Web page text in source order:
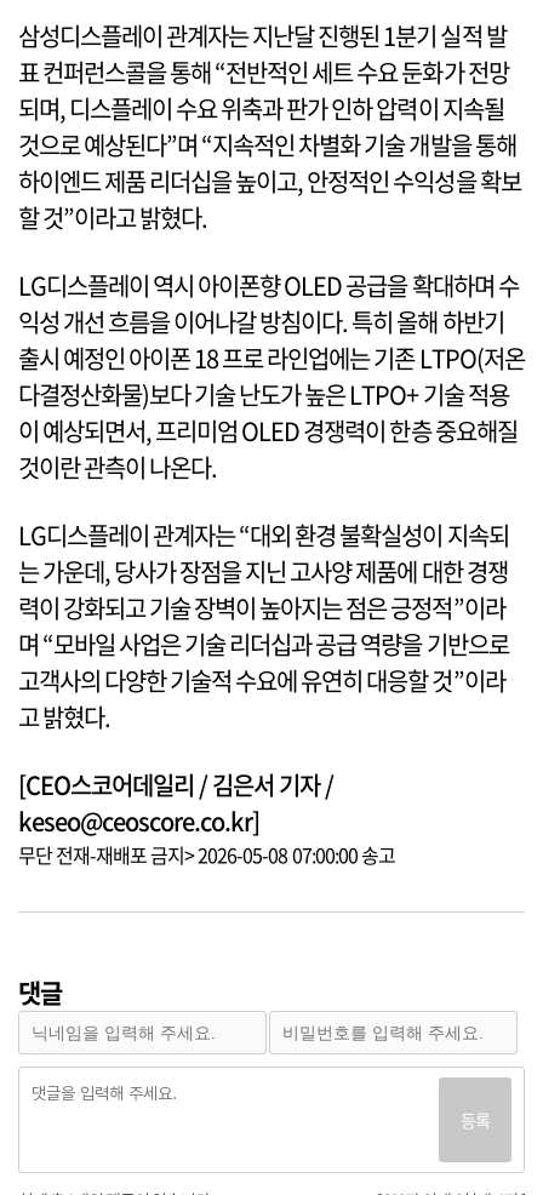
삼성디스플레이 관계자는 지난달 진행된 1분기 실적 발
표 컨퍼런스콜을 통해 “전반적인 세트 수요 둔화가 전망
되며, 디스플레이 수요 위축과 판가 인하 압력이 지속될
것으로 예상된다”며 “지속적인 차별화 기술 개발을 통해
하이엔드 제품 리더십을 높이고, 안정적인 수익성을 확보
할 것”이라고 밝혔다.
LG디스플레이 역시 아이폰향 OLED 공급을 확대하며 수
익성 개선 흐름을 이어나갈 방침이다. 특히 올해 하반기
출시 예정인 아이폰 18 프로 라인업에는 기존 LTPO(저온
다결정산화물)보다 기술 난도가 높은 LTPO+ 기술 적용
이 예상되면서, 프리미엄 OLED 경쟁력이 한층 중요해질
것이란 관측이 나온다.
LG디스플레이 관계자는 “대외 환경 불확실성이 지속되
는 가운데, 당사가 장점을 지닌 고사양 제품에 대한 경쟁
력이 강화되고 기술 장벽이 높아지는 점은 긍정적”이라
며 “모바일 사업은 기술 리더십과 공급 역량을 기반으로
고객사의 다양한 기술적 수요에 유연히 대응할 것”이라
고 밝혔다.
[CEO스코어데일리 / 김은서 기자 /
keseo@ceoscore.co.kr]
무단 전재-재배포 금지> 2026-05-08 07:00:00 송고
댓글
등록